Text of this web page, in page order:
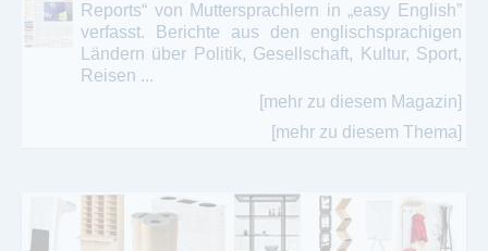
Reports“ von Muttersprachlern in „easy English”
verfasst. Berichte aus den englischsprachigen
Ländern über Politik, Gesellschaft, Kultur, Sport,
Reisen ...
[mehr zu diesem Magazin]
[mehr zu diesem Thema]